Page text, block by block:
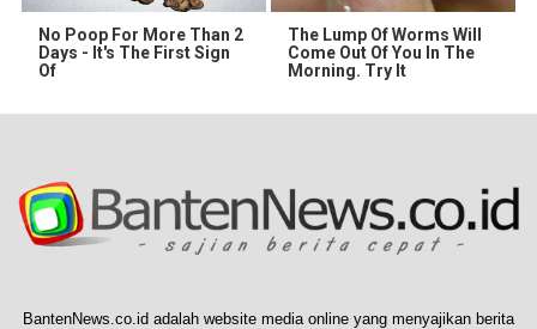
No Poop For More Than 2
Days - It's The First Sign
Of
The Lump Of Worms Will
Come Out Of You In The
Morning. Try It
BantenNews.co.id adalah website media online yang menyajikan berita